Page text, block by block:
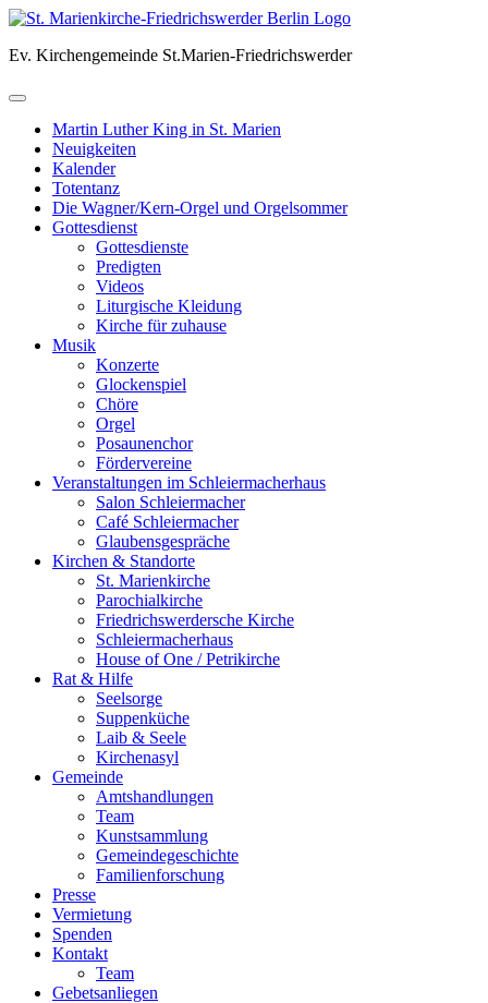
Skip
content
Ev. Kirchengemeinde St.Marien-Friedrichswerder
Martin Luther King in St. Marien
Neuigkeiten
Kalender
Totentanz
Die Wagner/Kern-Orgel und Orgelsommer
Gottesdienst
Gottesdienste
Predigten
Videos
Liturgische Kleidung
Kirche für zuhause
Musik
Konzerte
Glockenspiel
Chöre
Orgel
Posaunenchor
Fördervereine
Veranstaltungen im Schleiermacherhaus
Salon Schleiermacher
Café Schleiermacher
Glaubensgespräche
Kirchen & Standorte
St. Marienkirche
Parochialkirche
Friedrichswerdersche Kirche
Schleiermacherhaus
House of One / Petrikirche
Rat & Hilfe
Seelsorge
Suppenküche
Laib & Seele
Kirchenasyl
Gemeinde
Amtshandlungen
Team
Kunstsammlung
Gemeindegeschichte
Familienforschung
Presse
Vermietung
Spenden
Kontakt
Team
Gebetsanliegen